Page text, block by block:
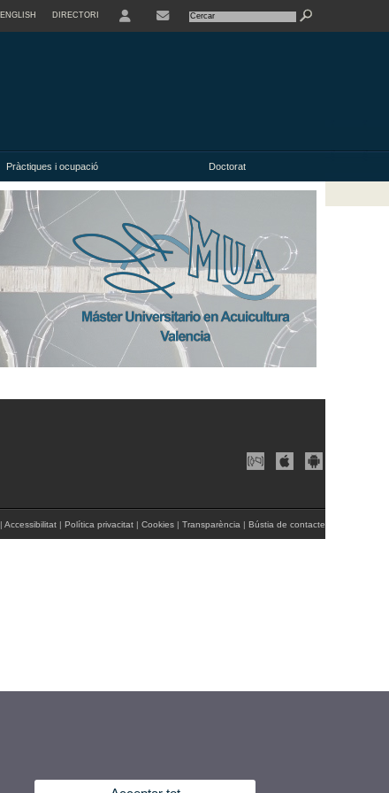
ENGLISH DIRECTORI
Pràctiques i ocupació Doctorat
| Accessibilitat | Política privacitat | Cookies | Transparència | Bústia de contacte